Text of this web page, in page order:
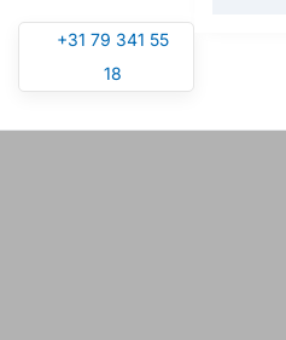
+31 79 341 55
18